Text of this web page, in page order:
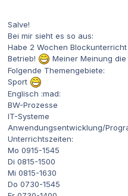
Salve!
Bei mir sieht es so aus:
Habe 2 Wochen
Betrieb!
Meiner Meinung
Folgende Themengebiete:
Sport
Englisch :mad:
BW-Prozesse
IT-Systeme
Anwendungsentwicklung/
Unterrichtszeiten:
Mo 0915-1545
Di 0815-1500
Mi 0815-1630
Do 0730-1545